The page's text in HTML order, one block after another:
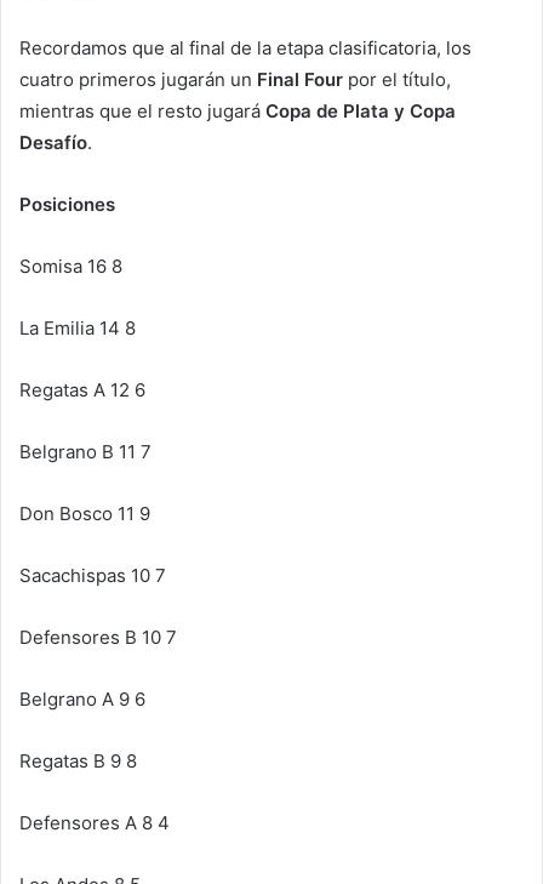
Recordamos que al final de la etapa clasificatoria, los
cuatro primeros jugarán un Final Four por el título,
mientras que el resto jugará Copa de Plata y Copa
Desafío.
Posiciones
Somisa 16 8
La Emilia 14 8
Regatas A 12 6
Belgrano B 11 7
Don Bosco 11 9
Sacachispas 10 7
Defensores B 10 7
Belgrano A 9 6
Regatas B 9 8
Defensores A 8 4